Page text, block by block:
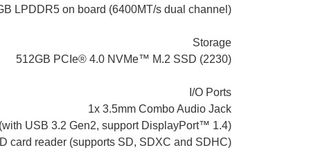
LPDDR5 on board (6400MT/s dual channel)
Storage
512GB PCIe® 4.0 NVMe™ M.2 SSD (2230)
I/O Ports
1x 3.5mm Combo Audio Jack
USB 3.2 Gen2, support DisplayPort™ 1.4)
card reader (supports SD, SDXC and SDHC)